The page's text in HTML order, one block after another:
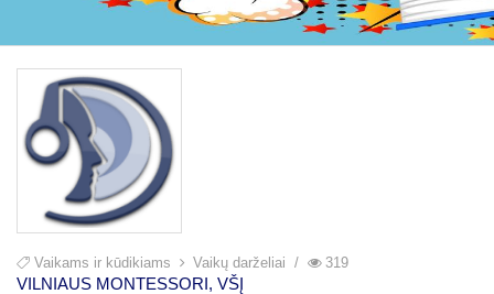
Vaikams ir kūdikiams Vaikų darželiai 319
VILNIAUS MONTESSORI, VŠĮ